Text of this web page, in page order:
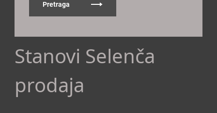
Pretraga
Stanovi Selenča
prodaja